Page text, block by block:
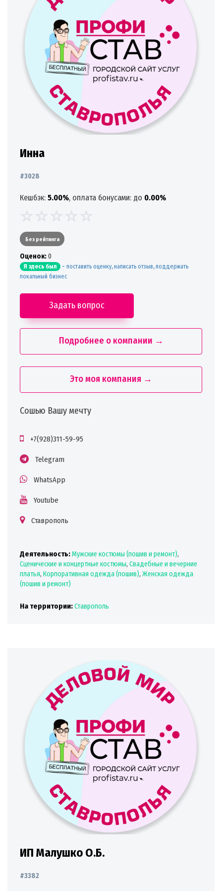
Инна
#3028
Кешбэк: 5.00%, оплата бонусами: до 0.00%
Без рейтинга
Oценок:0
Я здесь был - поставить оценку, написать отзыв, поддержать
локальный бизнес
Задать вопрос
Подробнее о компании →
Это моя компания →
Сошью Вашу мечту
+7(928)311-59-95
Telegram
WhatsApp
Youtube
Ставрополь
Деятельность:Мужские костюмы (пошив и ремонт),
Сценические и концертные костюмы, Свадебные и вечерние
платья, Корпоративная одежда (пошив), Женская одежда
(пошив и ремонт)
На территории:Ставрополь
ИП Малушко О.Б.
#3382